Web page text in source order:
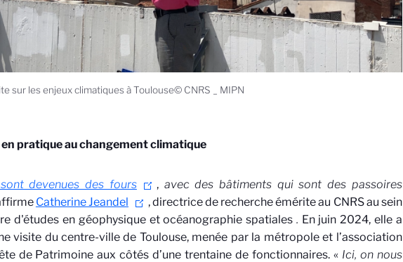
sur les enjeux climatiques à Toulouse© CNRS _ MIPN
en pratique au changement climatique
devenues des fours , avec des bâtiments qui sont des passoires
Catherine Jeandel
, directrice de recherche émérite au CNRS au sein
d'études en géophysique et océanographie spatiales . En juin 2024, elle a
visite du centre-ville de Toulouse, menée par la métropole et l’association
de Patrimoine aux côtés d’une trentaine de fonctionnaires. « Ici, on nous